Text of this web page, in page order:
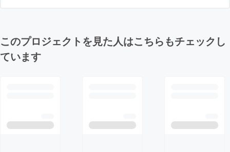
このプロジェクトを見た人はこちらもチェックし
ています